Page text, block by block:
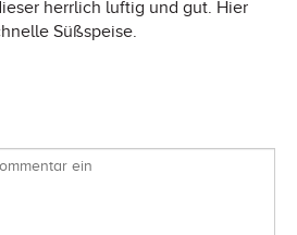
herrlich luftig und gut. Hier
Süßspeise.